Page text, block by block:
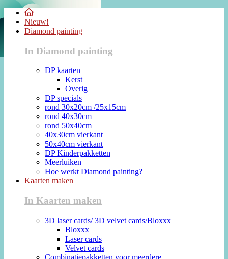
Nieuw!
Diamond painting
In Diamond painting
DP kaarten
Kerst
Overig
DP specials
rond 30x20cm /25x15cm
rond 40x30cm
rond 50x40cm
40x30cm vierkant
50x40cm vierkant
DP Kinderpakketten
Meerluiken
Hoe werkt Diamond painting?
Kaarten maken
In Kaarten maken
3D laser cards/ 3D velvet cards/Bloxxx
Bloxxx
Laser cards
Velvet cards
Combinatiepakketten voor meerdere